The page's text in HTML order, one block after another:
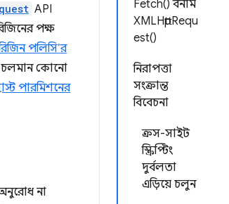
Fetch() বনাম
XMLHttpRequ
est()
নিরাপত্তা
সংক্রান্ত
বিবেচনা
ক্রস-সাইট
স্ক্রিপ্টিং
দুর্বলতা
এড়িয়ে চলুন
API
পক্ষ
পলিসি’র
চলমান কোনো
পারমিশনের
না